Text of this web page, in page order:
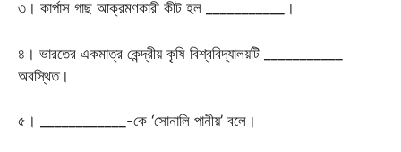
৩। কার্পাস গাছ আক্রমণকারী কীট হল ___________।
৪। ভারতের একমাত্র কেন্দ্রীয় কৃষি বিশ্ববিদ্যালয়টি ___________
অবস্থিত।
৫। ____________-কে ‘সোনালি পানীয়’ বলে।